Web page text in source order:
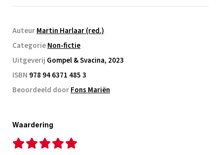
AuteurMartin Harlaar (red.)
CategorieNon-fictie
Uitgeverij Gompel & Svacina, 2023
ISBN 978 94 6371 485 3
Beoordeeld doorFons Mariën
Waardering